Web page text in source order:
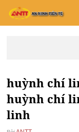
huỳnh chí
huỳnh chí
linh